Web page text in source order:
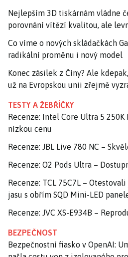
Nejlepším 3D tiskárnám vládne
porovnání vítězí kvalitou, ale
Co víme o nových skládačkách
radikální proměnu i nový model
Konec zásilek z Číny? Ale
už na Evropskou unii zřejmě
TESTY A ŽEBŘÍČKY
Recenze: Intel Core Ultra 5 250K
nízkou cenu
Recenze: JBL Live 780 NC –
Recenze: O2 Pods Ultra –
Recenze: TCL 75C7L –
jasu s obřím SQD Mini-LED
Recenze: JVC XS-E934B –
BEZPEČNOST
Bezpečnostní fiasko v OpenAI: